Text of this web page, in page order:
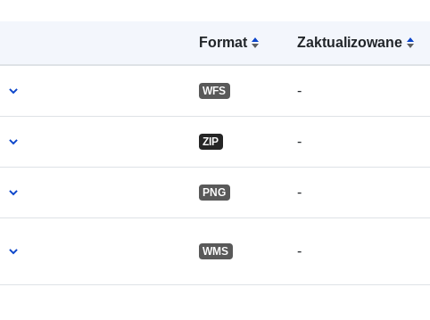
Format Zaktualizowane
WFS -
ZIP -
PNG -
WMS -